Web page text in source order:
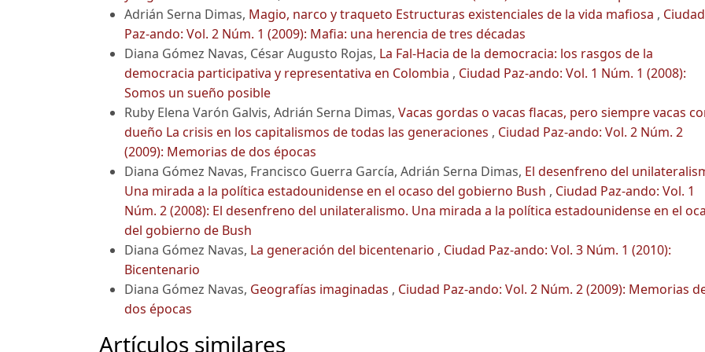
Adrián Serna Dimas, Magio, narco y traqueto Estructuras existenciales de la vida mafiosa , Ciudad
Paz-ando: Vol. 2 Núm. 1 (2009): Mafia: una herencia de tres décadas
Diana Gómez Navas, César Augusto Rojas, La Fal-Hacia de la democracia: los rasgos de la
democracia participativa y representativa en Colombia , Ciudad Paz-ando: Vol. 1 Núm. 1 (2008):
Somos un sueño posible
Ruby Elena Varón Galvis, Adrián Serna Dimas, Vacas gordas o vacas flacas, pero siempre vacas
dueño La crisis en los capitalismos de todas las generaciones , Ciudad Paz-ando: Vol. 2 Núm. 2
(2009): Memorias de dos épocas
Diana Gómez Navas, Francisco Guerra García, Adrián Serna Dimas, El desenfreno del
Una mirada a la política estadounidense en el ocaso del gobierno Bush , Ciudad Paz-ando: Vol. 1
Núm. 2 (2008): El desenfreno del unilateralismo. Una mirada a la política estadounidense en el
del gobierno de Bush
Diana Gómez Navas, La generación del bicentenario , Ciudad Paz-ando: Vol. 3 Núm. 1 (2010):
Bicentenario
Diana Gómez Navas, Geografías imaginadas , Ciudad Paz-ando: Vol. 2 Núm. 2 (2009): Memorias
dos épocas
Artículos similares